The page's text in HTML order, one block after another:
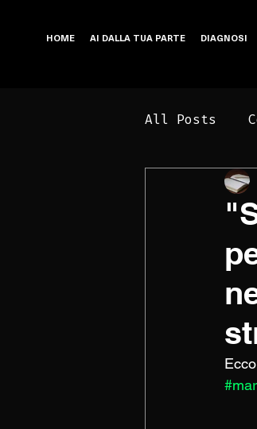
HOME AI DALLA TUA PARTE DIAGNOSI
All Posts
Business